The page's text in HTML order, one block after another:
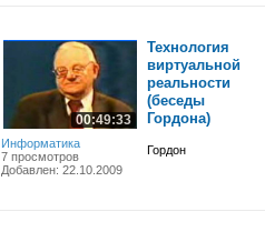
00:49:33
Информатика
7 просмотров
Добавлен: 22.10.2009
Технология
виртуальной
реальности
(беседы
Гордона)
Гордон